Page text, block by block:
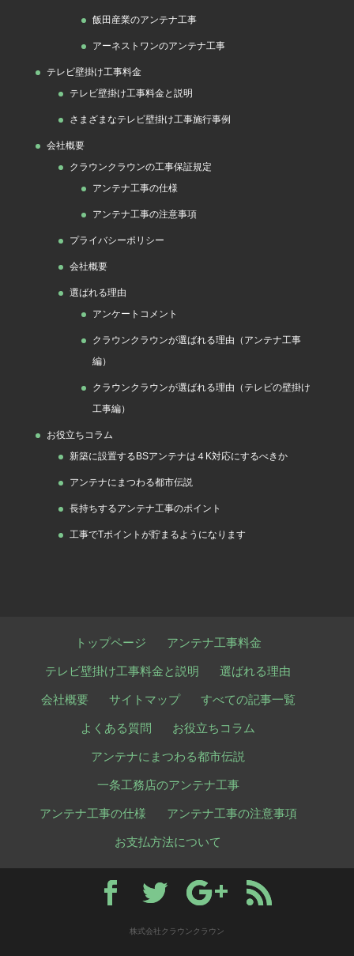
飯田産業のアンテナ工事
アーネストワンのアンテナ工事
テレビ壁掛け工事料金
テレビ壁掛け工事料金と説明
さまざまなテレビ壁掛け工事施行事例
会社概要
クラウンクラウンの工事保証規定
アンテナ工事の仕様
アンテナ工事の注意事項
プライバシーポリシー
会社概要
選ばれる理由
アンケートコメント
クラウンクラウンが選ばれる理由（アンテナ工事
編）
クラウンクラウンが選ばれる理由（テレビの壁掛け
工事編）
お役立ちコラム
新築に設置するBSアンテナは４K対応にするべきか
アンテナにまつわる都市伝説
長持ちするアンテナ工事のポイント
工事でTポイントが貯まるようになります
トップページ アンテナ工事料金
テレビ壁掛け工事料金と説明 選ばれる理由
会社概要 サイトマップ すべての記事一覧
よくある質問 お役立ちコラム
アンテナにまつわる都市伝説
一条工務店のアンテナ工事
アンテナ工事の仕様 アンテナ工事の注意事項
お支払方法について
株式会社クラウンクラウン